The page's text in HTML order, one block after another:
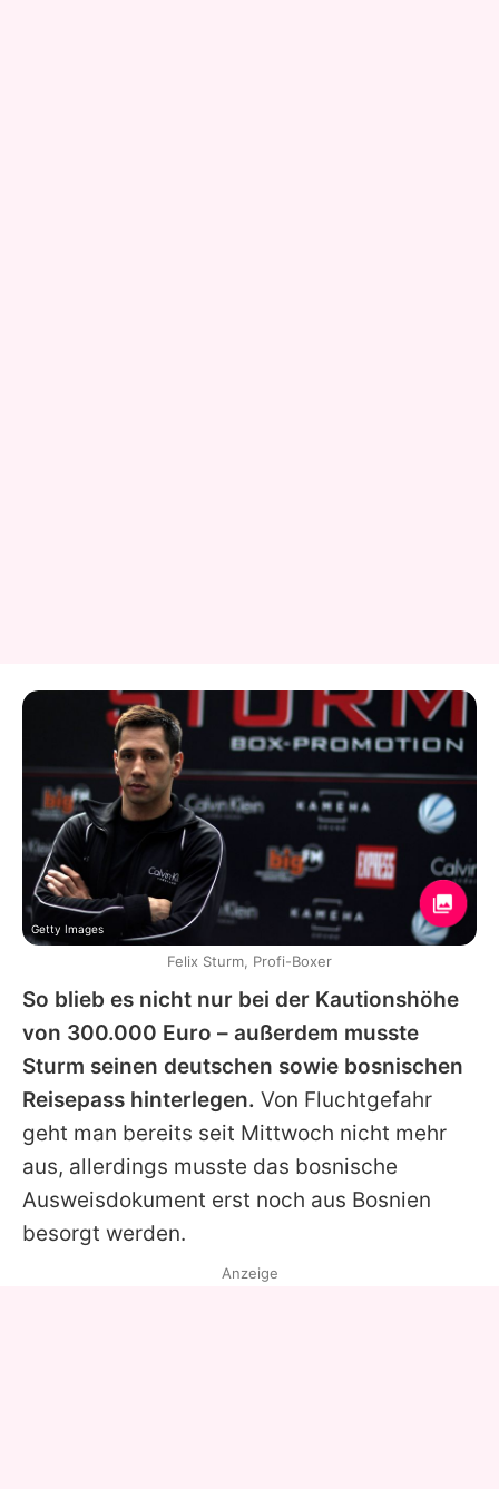
So blieb es nicht nur bei der Kautionshöhe
von 300.000 Euro – außerdem musste
Sturm seinen deutschen sowie bosnischen
Reisepass hinterlegen. Von Fluchtgefahr
geht man bereits seit Mittwoch nicht mehr
aus, allerdings musste das bosnische
Ausweisdokument erst noch aus Bosnien
besorgt werden.
Getty Images
Felix Sturm, Profi-Boxer
Anzeige